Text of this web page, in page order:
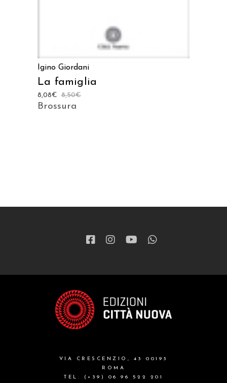
Igino Giordani
La famiglia
8,50€
8,08€
Brossura
VIA CRESCENZIO, 43 00193
ROMA
TEL. (+39) 06 96 522 201